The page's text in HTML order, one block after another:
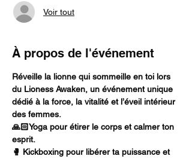
Voir tout
À propos de l'événement
Réveille la lionne qui sommeille en toi lors
du Lioness Awaken, un événement unique
dédié à la force, la vitalité et l’éveil intérieur
des femmes.
🙏🏻Yoga pour étirer le corps et calmer ton
esprit.
🥊 Kickboxing pour libérer ta puissance et